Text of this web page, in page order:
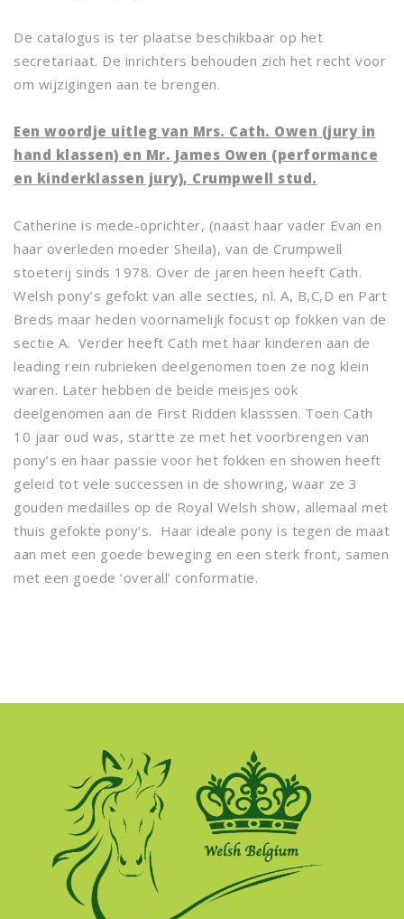
De catalogus is ter plaatse beschikbaar op het
secretariaat. De inrichters behouden zich het recht voor
om wijzigingen aan te brengen.
Een woordje uitleg van Mrs. Cath. Owen (jury in
hand klassen) en Mr. James Owen (performance
en kinderklassen jury), Crumpwell stud.
Catherine is mede-oprichter, (naast haar vader Evan en
haar overleden moeder Sheila), van de Crumpwell
stoeterij sinds 1978. Over de jaren heen heeft Cath.
Welsh pony’s gefokt van alle secties, nl. A, B,C,D en Part
Breds maar heden voornamelijk focust op fokken van de
sectie A. Verder heeft Cath met haar kinderen aan de
leading rein rubrieken deelgenomen toen ze nog klein
waren. Later hebben de beide meisjes ook
deelgenomen aan de First Ridden klasssen. Toen Cath
10 jaar oud was, startte ze met het voorbrengen van
pony’s en haar passie voor het fokken en showen heeft
geleid tot vele successen in de showring, waar ze 3
gouden medailles op de Royal Welsh show, allemaal met
thuis gefokte pony’s. Haar ideale pony is tegen de maat
aan met een goede beweging en een sterk front, samen
met een goede ‘overall’ conformatie.